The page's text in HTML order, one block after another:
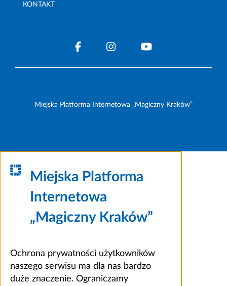
KONTAKT
Miejska Platforma Internetowa „Magiczny Kraków”
Miejska Platforma
Internetowa
„Magiczny Kraków”
Ochrona prywatności użytkowników
naszego serwisu ma dla nas bardzo
duże znaczenie. Ograniczamy